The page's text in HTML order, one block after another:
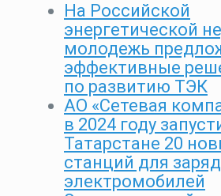
На Российской
энергетической
молодежь
эффективные
по развитию ТЭК
АО «Сетевая
в 2024 году
Татарстане 20
станций для
электромобилей